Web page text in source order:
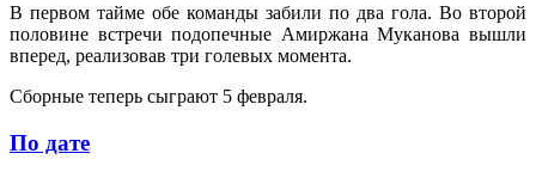
В первом тайме обе команды забили по два гола. Во второй
половине встречи подопечные Амиржана Муканова вышли
вперед, реализовав три голевых момента.
Сборные теперь сыграют 5 февраля.
По дате